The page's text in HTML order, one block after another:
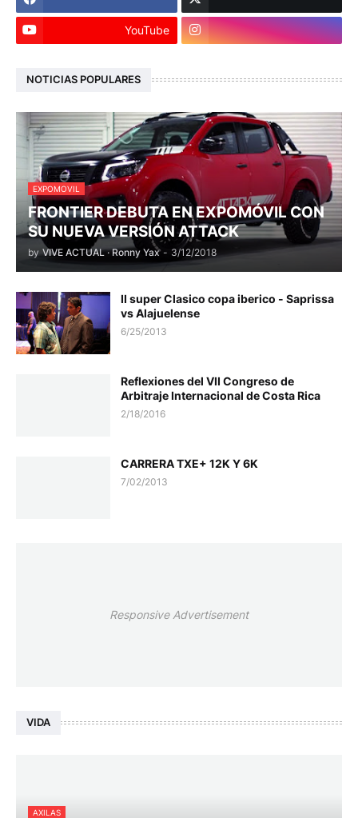
YouTube
NOTICIAS POPULARES
EXPOMOVIL
FRONTIER DEBUTA EN EXPOMÓVIL CON
SU NUEVA VERSIÓN ATTACK
by VIVE ACTUAL · Ronny Yax - 3/12/2018
II super Clasico copa iberico - Saprissa
vs Alajuelense
6/25/2013
Reflexiones del VII Congreso de
Arbitraje Internacional de Costa Rica
2/18/2016
CARRERA TXE+ 12K Y 6K
7/02/2013
Responsive Advertisement
VIDA
AXILAS